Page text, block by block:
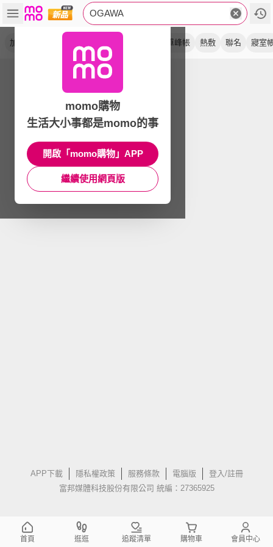
OGAWA
加熱 單峰帳 熱敷 聯名 寢室
APP下載 隱私權政策 服務條款 電腦版
登入/註冊
富邦媒體科技股份有限公司 統編：27365925
momo購物
生活大小事都是momo的事
開啟「momo購物」APP
繼續使用網頁版
首頁 逛逛 追蹤清單 購物車 會員中心